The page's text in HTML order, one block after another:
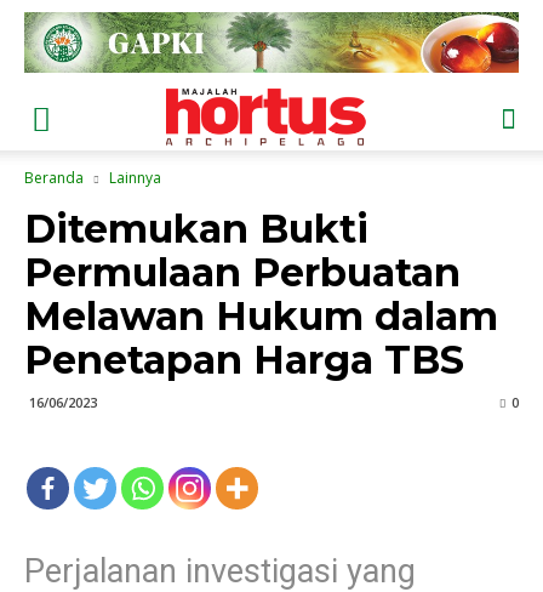
Beranda Lainnya
Ditemukan Bukti
Permulaan Perbuatan
Melawan Hukum dalam
Penetapan Harga TBS
16/06/2023 0
Perjalanan investigasi yang